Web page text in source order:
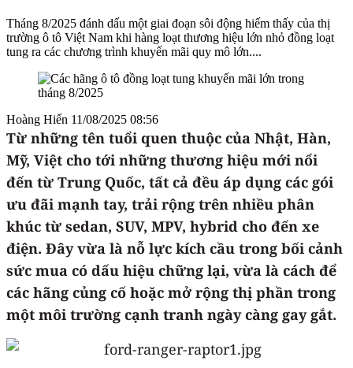
Tháng 8/2025 đánh dấu một giai đoạn sôi động hiếm thấy của thị
trường ô tô Việt Nam khi hàng loạt thương hiệu lớn nhỏ đồng loạt
tung ra các chương trình khuyến mãi quy mô lớn....
Hoàng Hiển 11/08/2025 08:56
Từ những tên tuổi quen thuộc của Nhật, Hàn,
Mỹ, Việt cho tới những thương hiệu mới nổi
đến từ Trung Quốc, tất cả đều áp dụng các gói
ưu đãi mạnh tay, trải rộng trên nhiều phân
khúc từ sedan, SUV, MPV, hybrid cho đến xe
điện. Đây vừa là nỗ lực kích cầu trong bối cảnh
sức mua có dấu hiệu chững lại, vừa là cách để
các hãng củng cố hoặc mở rộng thị phần trong
một môi trường cạnh tranh ngày càng gay gắt.